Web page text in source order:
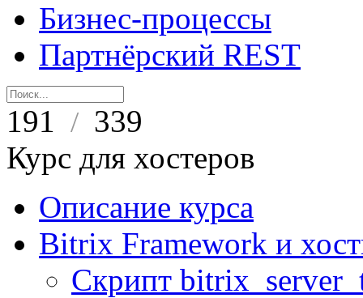
Бизнес-процессы
Партнёрский REST
191 / 339
Курс для хостеров
Описание курса
Bitrix Framework и
Скрипт